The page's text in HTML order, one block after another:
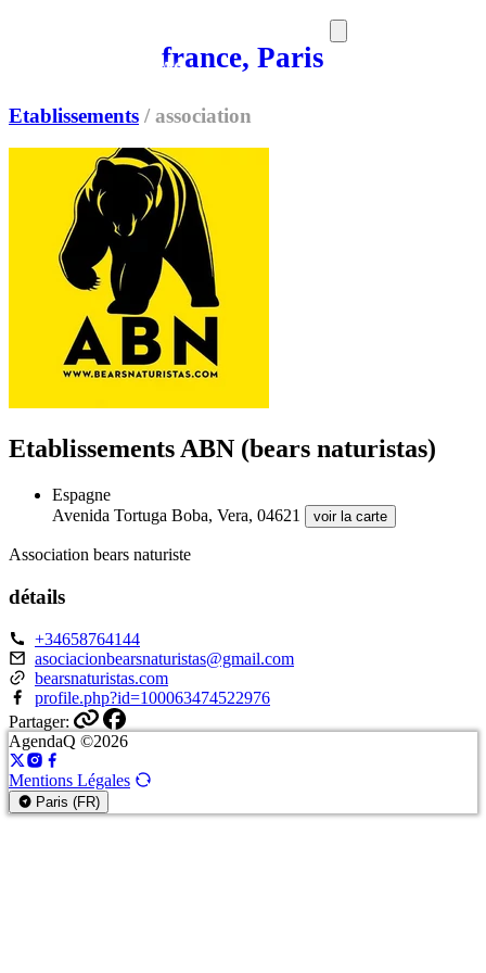
france, Paris
MAG
Etablissements / association
Etablissements ABN (bears naturistas)
Espagne
Avenida Tortuga Boba, Vera, 04621
voir la carte
Association bears naturiste
détails
+34658764144
asociacionbearsnaturistas@gmail.com
bearsnaturistas.com
profile.php?id=100063474522976
Partager:
AgendaQ ©2026
Mentions Légales
Paris (FR)